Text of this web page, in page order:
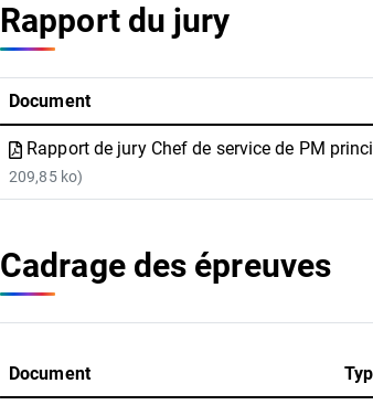
Rapport du jury
Document
Rapport de jury Chef de service de PM
209,85 ko)
Cadrage des épreuves
Document